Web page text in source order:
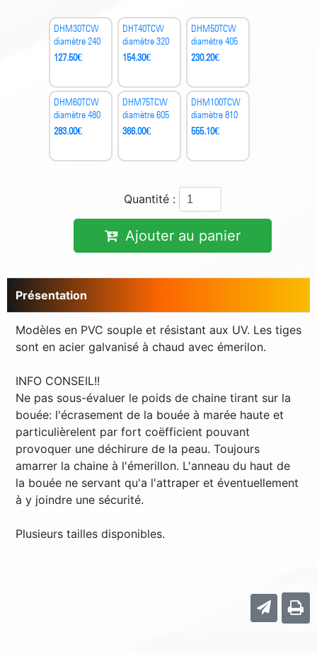
DHM30TCW
diamètre 240
127.50€
DHT40TCW
diamètre 320
154.30€
DHM50TCW
diamètre 405
230.20€
DHM60TCW
diamètre 480
283.00€
DHM75TCW
diamètre 605
366.00€
DHM100TCW
diamètre 810
555.10€
Quantité :
Ajouter au panier
Présentation
Modèles en PVC souple et résistant aux UV. Les tiges
sont en acier galvanisé à chaud avec émerilon.
INFO CONSEIL!!
Ne pas sous-évaluer le poids de chaine tirant sur la
bouée: l'écrasement de la bouée à marée haute et
particulièrelent par fort coëfficient pouvant
provoquer une déchirure de la peau. Toujours
amarrer la chaine à l'émerillon. L'anneau du haut de
la bouée ne servant qu'a l'attraper et éventuellement
à y joindre une sécurité.
Plusieurs tailles disponibles.